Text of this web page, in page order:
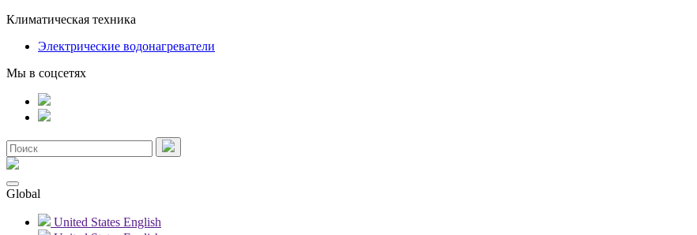
Климатическая техника
Электрические водонагреватели
Мы в соцсетях
Global
United States English